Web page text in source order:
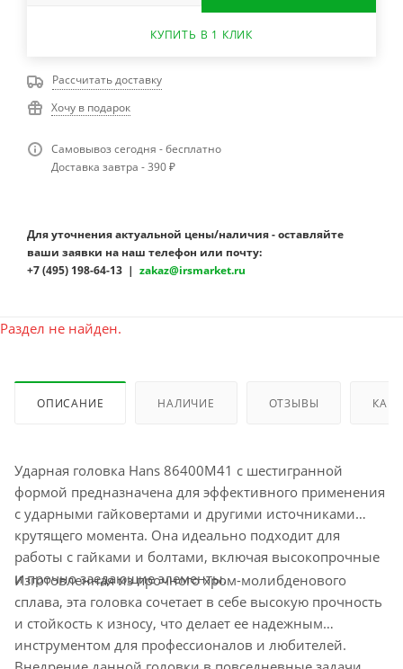
КУПИТЬ В 1 КЛИК
Рассчитать доставку
Хочу в подарок
Самовывоз сегодня - бесплатно
Доставка завтра - 390 ₽
Для уточнения актуальной цены/наличия - оставляйте
ваши заявки на наш телефон или почту:
+7 (495) 198-64-13 | zakaz@irsmarket.ru
Раздел не найден.
ОПИСАНИЕ НАЛИЧИЕ ОТЗЫВЫ КАК
Ударная головка Hans 86400M41 с шестигранной
формой предназначена для эффективного применения
с ударными гайковертами и другими источниками
крутящего момента. Она идеально подходит для
работы с гайками и болтами, включая высокопрочные
и прочно заедающие элементы.
Изготовленная из прочного хром-молибденового
сплава, эта головка сочетает в себе высокую прочность
и стойкость к износу, что делает ее надежным
инструментом для профессионалов и любителей.